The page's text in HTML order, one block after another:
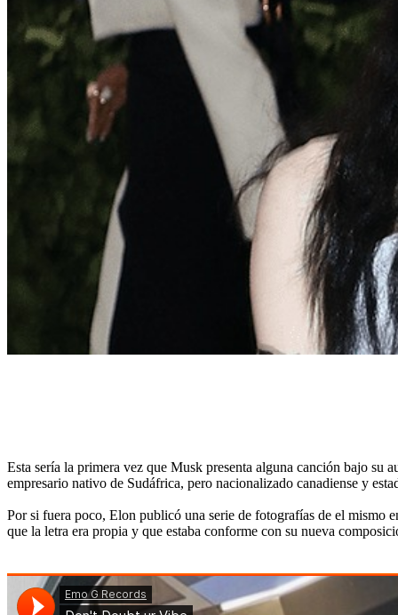
Esta sería la primera vez que Musk presenta alguna canción bajo su
empresario nativo de Sudáfrica, pero nacionalizado canadiense y
Por si fuera poco, Elon publicó una serie de fotografías de el mismo
que la letra era propia y que estaba conforme con su nueva